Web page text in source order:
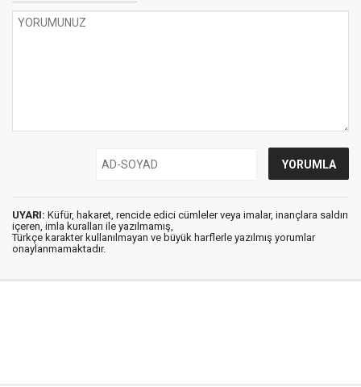
UYARI: Küfür, hakaret, rencide edici cümleler veya imalar, inançlara saldırı
içeren, imla kuralları ile yazılmamış,
Türkçe karakter kullanılmayan ve büyük harflerle yazılmış yorumlar
onaylanmamaktadır.